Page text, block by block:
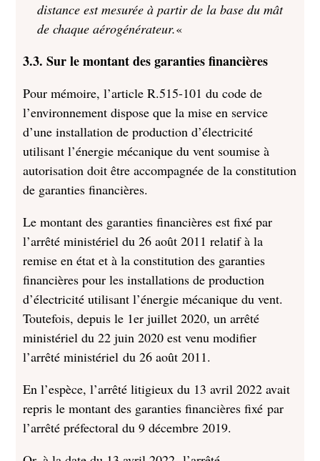
distance est mesurée à partir de la base du mât
de chaque aérogénérateur.«
3.3. Sur le montant des garanties financières
Pour mémoire, l’article R.515-101 du code de
l’environnement dispose que la mise en service
d’une installation de production d’électricité
utilisant l’énergie mécanique du vent soumise à
autorisation doit être accompagnée de la constitution
de garanties financières.
Le montant des garanties financières est fixé par
l’arrêté ministériel du 26 août 2011 relatif à la
remise en état et à la constitution des garanties
financières pour les installations de production
d’électricité utilisant l’énergie mécanique du vent.
Toutefois, depuis le 1er juillet 2020, un arrêté
ministériel du 22 juin 2020 est venu modifier
l’arrêté ministériel du 26 août 2011.
En l’espèce, l’arrêté litigieux du 13 avril 2022 avait
repris le montant des garanties financières fixé par
l’arrêté préfectoral du 9 décembre 2019.